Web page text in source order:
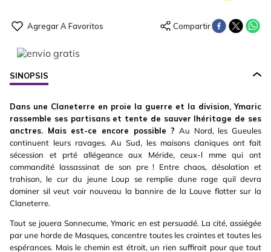
SINOPSIS
Dans une Claneterre en proie la guerre et la division, Ymaric
rassemble ses partisans et tente de sauver lhéritage de ses
anctres. Mais est-ce encore possible ? Au Nord, les Gueules
continuent leurs ravages. Au Sud, les maisons claniques ont fait
sécession et prté allégeance aux Méride, ceux-l mme qui ont
commandité lassassinat de son pre ! Entre chaos, désolation et
trahison, le cur du jeune Loup se remplie dune rage quil devra
dominer sil veut voir nouveau la bannire de la Louve flotter sur la
Claneterre.
Tout se jouera Sonnecume, Ymaric en est persuadé. La cité, assiégée
par une horde de Masques, concentre toutes les craintes et toutes les
espérances. Mais le chemin est étroit, un rien suffirait pour que tout